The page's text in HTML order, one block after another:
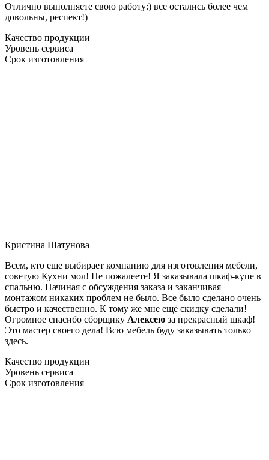
Отлично выполняете свою работу:) все остались более чем
довольны, респект!)
Качество продукции
Уровень сервиса
Срок изготовления
Кристина Шатунова
Всем, кто еще выбирает компанию для изготовления мебели,
советую Кухни мол! Не пожалеете! Я заказывала шкаф-купе в
спальню. Начиная с обсуждения заказа и заканчивая
монтажом никаких проблем не было. Все было сделано очень
быстро и качественно. К тому же мне ещё скидку сделали!
Огромное спасибо сборщику Алексею за прекрасный шкаф!
Это мастер своего дела! Всю мебель буду заказывать только
здесь.
Качество продукции
Уровень сервиса
Срок изготовления